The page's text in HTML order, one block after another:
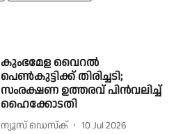
കുംഭമേള വൈറല്‍
പെണ്‍കുട്ടിക്ക് തിരിച്ചടി;
സംരക്ഷണ ഉത്തരവ് പിന്‍വലിച്ച്
ഹൈക്കോടതി
ന്യൂസ് ഡെസ്ക് 10 Jul 2026